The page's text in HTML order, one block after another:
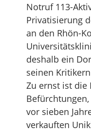
Notruf 113-
Privatisierung
an den Rhön-
deshalb ein
seinen
Zu ernst ist die
vor sieben
verkauften